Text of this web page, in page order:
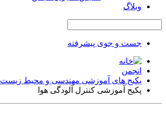
وبلاگ
جست و جوی پیشرفته
انجمن
پکیج های آموزشی مهندسی و محیط زیست
پکیج آموزشی کنترل آلودگی هوا